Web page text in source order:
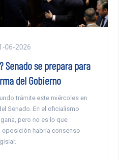
06-2026
Senado se prepara para
del Gobierno
trámite este miércoles en
Senado. En el oficialismo
pero no es lo que
oposición habría consenso